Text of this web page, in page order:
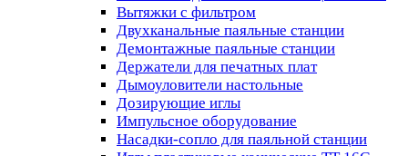
Вытяжки с фильтром
Двухканальные паяльные станции
Демонтажные паяльные станции
Держатели для печатных плат
Дымоуловители настольные
Дозирующие иглы
Импульсное оборудование
Насадки-сопло для паяльной станции